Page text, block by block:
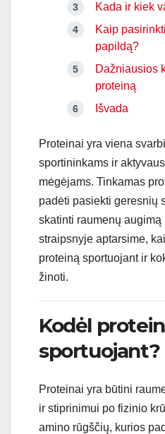
Kada ir kiek
Kaip
papildą?
Dažniausios
proteiną
Išvada
Proteinai yra viena
sportininkams ir
mėgėjams. Tinkamas
padėti pasiekti geresnių
skatinti raumenų
straipsnyje aptarsime,
proteiną sportuojant ir
žinoti.
Kodėl
sportuojant?
Proteinai yra būtini
ir stiprinimui po fizinio
amino rūgščių, kurios